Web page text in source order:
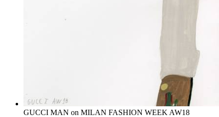
GUCCI MAN on MILAN FASHION WEEK AW18